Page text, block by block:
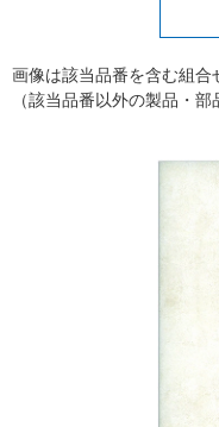
画像は該当品番を含む組合
（該当品番以外の製品・